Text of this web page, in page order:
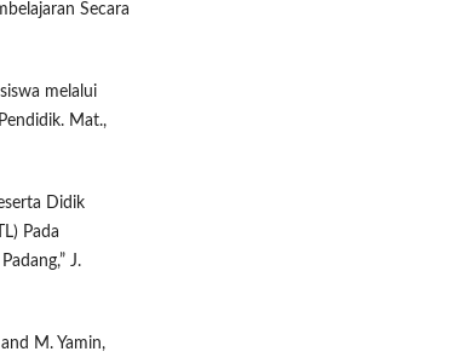
Secara
melalui
Mat.,
Didik
Pada
J.
M. Yamin,